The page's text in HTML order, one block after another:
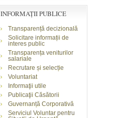
INFORMAŢII PUBLICE
Transparență decizională
Solicitare informații de
interes public
Transparența veniturilor
salariale
Recrutare și selecție
Voluntariat
Informaţii utile
Publicaţii Căsătorii
Guvernanță Corporativă
Serviciul Voluntar pentru